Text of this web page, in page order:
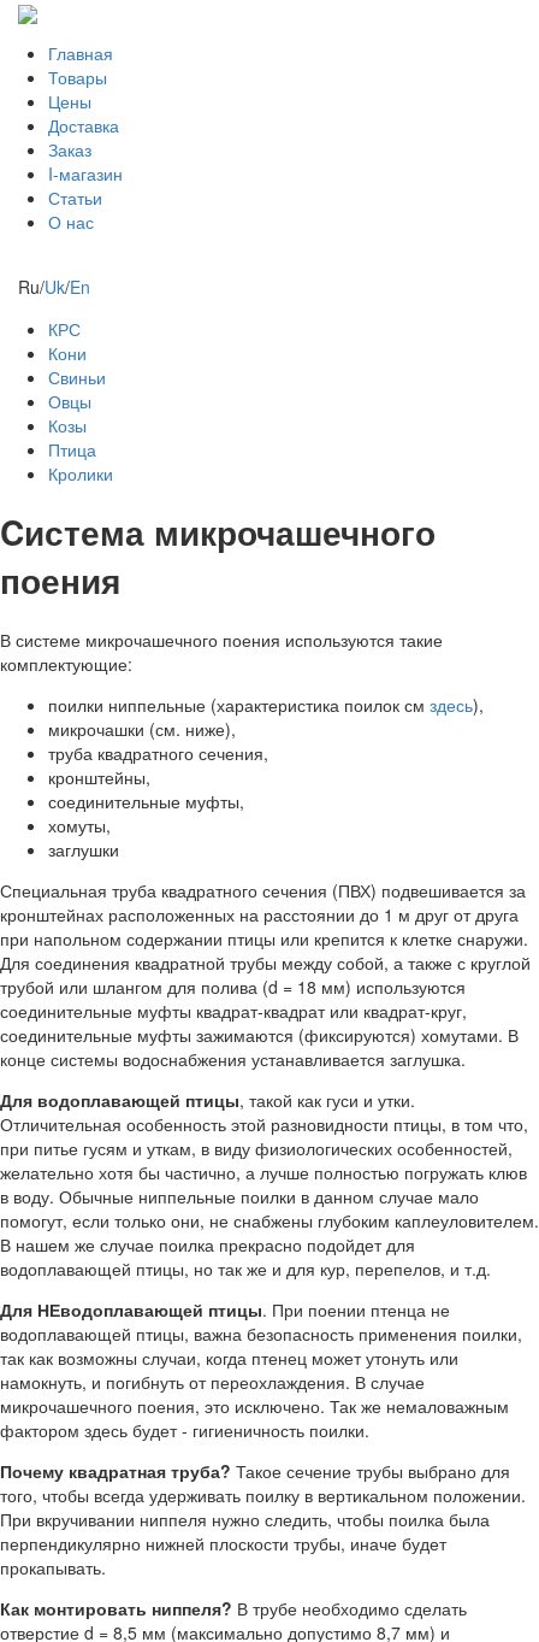
Главная
Товары
Цены
Доставка
Заказ
I-магазин
Статьи
О нас
Ru/Uk/En
КРС
Кони
Свиньи
Овцы
Козы
Птица
Кролики
Cистема микрочашечного
поения
В системе микрочашечного поения используются такие
комплектующие:
поилки ниппельные (характеристика поилок см здесь),
микрочашки (см. ниже),
труба квадратного сечения,
кронштейны,
соединительные муфты,
хомуты,
заглушки
Специальная труба квадратного сечения (ПВХ) подвешивается за
кронштейнах расположенных на расстоянии до 1 м друг от друга
при напольном содержании птицы или крепится к клетке снаружи.
Для соединения квадратной трубы между собой, а также с круглой
трубой или шлангом для полива (d = 18 мм) используются
соединительные муфты квадрат-квадрат или квадрат-круг,
соединительные муфты зажимаются (фиксируются) хомутами. В
конце системы водоснабжения устанавливается заглушка.
Для водоплавающей птицы, такой как гуси и утки.
Отличительная особенность этой разновидности птицы, в том что,
при питье гусям и уткам, в виду физиологических особенностей,
желательно хотя бы частично, а лучше полностью погружать клюв
в воду. Обычные ниппельные поилки в данном случае мало
помогут, если только они, не снабжены глубоким каплеуловителем.
В нашем же случае поилка прекрасно подойдет для
водоплавающей птицы, но так же и для кур, перепелов, и т.д.
Для НЕводоплавающей птицы. При поении птенца не
водоплавающей птицы, важна безопасность применения поилки,
так как возможны случаи, когда птенец может утонуть или
намокнуть, и погибнуть от переохлаждения. В случае
микрочашечного поения, это исключено. Так же немаловажным
фактором здесь будет - гигиеничность поилки.
Почему квадратная труба? Такое сечение трубы выбрано для
того, чтобы всегда удерживать поилку в вертикальном положении.
При вкручивании ниппеля нужно следить, чтобы поилка была
перпендикулярно нижней плоскости трубы, иначе будет
прокапывать.
Как монтировать ниппеля? В трубе необходимо сделать
отверстие d = 8,5 мм (максимально допустимо 8,7 мм) и